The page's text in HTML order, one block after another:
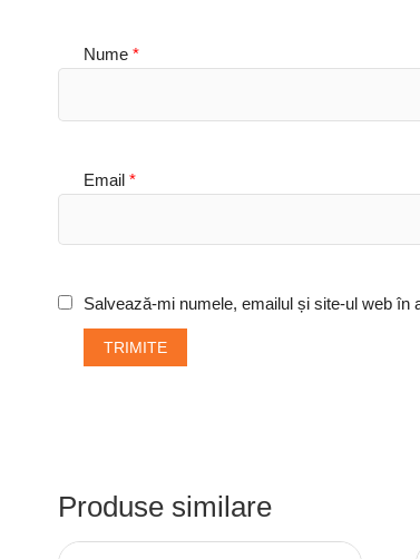
Nume *
Email *
Salvează-mi numele, emailul și site-ul web
Produse similare